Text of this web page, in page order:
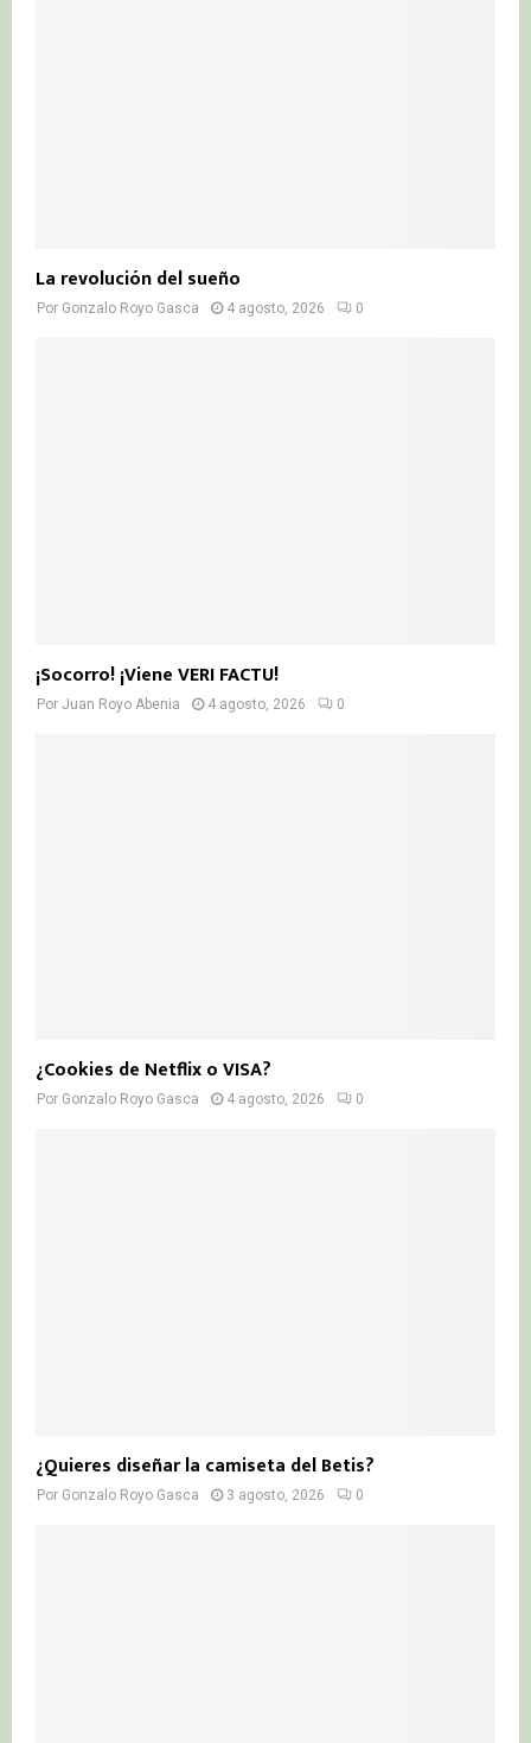
La revolución del sueño
Por Gonzalo Royo Gasca 4 agosto, 2026 0
¡Socorro! ¡Viene VERI FACTU!
Por Juan Royo Abenia 4 agosto, 2026 0
¿Cookies de Netflix o VISA?
Por Gonzalo Royo Gasca 4 agosto, 2026 0
¿Quieres diseñar la camiseta del Betis?
Por Gonzalo Royo Gasca 3 agosto, 2026 0